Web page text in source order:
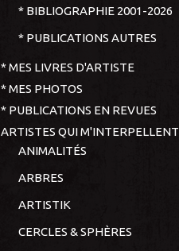
* BIBLIOGRAPHIE 2001-2026
* PUBLICATIONS AUTRES
* MES LIVRES D'ARTISTE
* MES PHOTOS
* PUBLICATIONS EN REVUES
ARTISTES QUI M'INTERPELLENT
ANIMALITÉS
ARBRES
ARTISTIK
CERCLES & SPHÈRES